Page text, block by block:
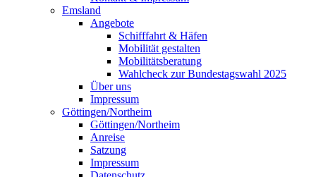
Emsland
Angebote
Schifffahrt & Häfen
Mobilität gestalten
Mobilitätsberatung
Wahlcheck zur Bundestagswahl 2025
Über uns
Impressum
Göttingen/Northeim
Göttingen/Northeim
Anreise
Satzung
Impressum